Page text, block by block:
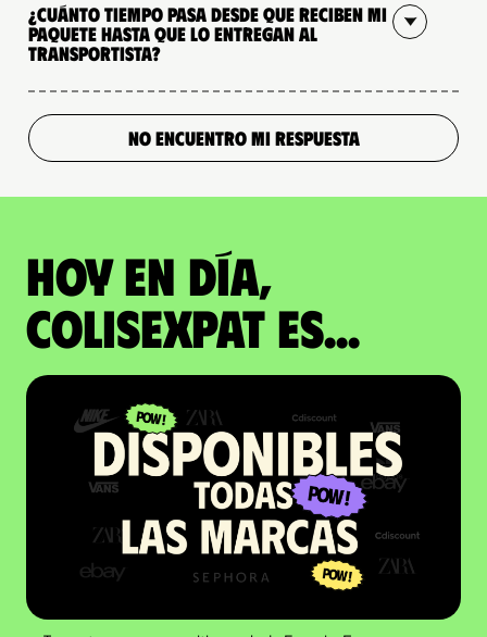
¿Cuánto tiempo pasa desde que reciben mi
paquete hasta que lo entregan al
transportista?
NO ENCUENTRO MI RESPUESTA
Hoy en día,
ColisExpat es...